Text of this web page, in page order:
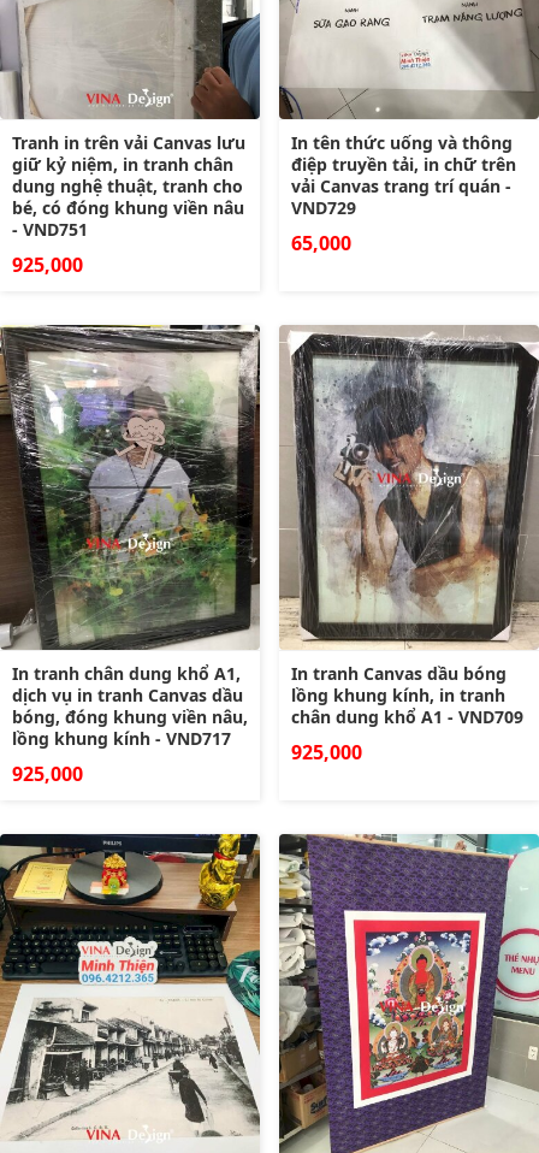
Tranh in trên vải Canvas lưu
giữ kỷ niệm, in tranh chân
dung nghệ thuật, tranh cho
bé, có đóng khung viền nâu
- VND751
925,000
In tên thức uống và thông
điệp truyền tải, in chữ trên
vải Canvas trang trí quán -
VND729
65,000
In tranh chân dung khổ A1,
dịch vụ in tranh Canvas dầu
bóng, đóng khung viền nâu,
lồng khung kính - VND717
925,000
In tranh Canvas dầu bóng
lồng khung kính, in tranh
chân dung khổ A1 - VND709
925,000